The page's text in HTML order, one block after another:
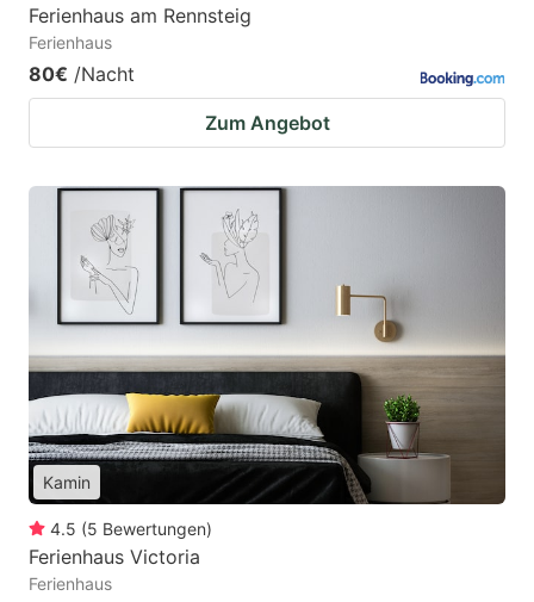
Ferienhaus am Rennsteig
Ferienhaus
80€ /Nacht
Zum Angebot
Kamin
4.5 (5 Bewertungen)
Ferienhaus Victoria
Ferienhaus